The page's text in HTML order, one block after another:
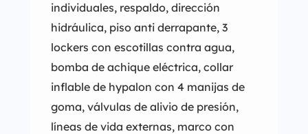
individuales, respaldo, dirección
hidráulica, piso anti derrapante, 3
lockers con escotillas contra agua,
bomba de achique eléctrica, collar
inflable de hypalon con 4 manijas de
goma, válvulas de alivio de presión,
líneas de vida externas, marco con